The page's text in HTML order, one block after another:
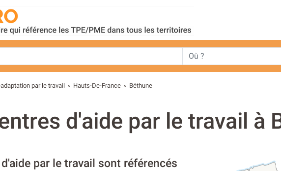
par le travail > Hauts-De-France > Béthune
d'aide par le travail à
par le travail sont référencés